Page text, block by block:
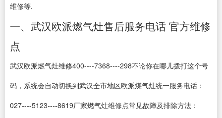
维修等.
一、武汉欧派燃气灶售后服务电话 官方维修
点
武汉欧派燃气灶维修400----7368----298不论你在哪儿拨打这个号
码，系统会自动切换到武汉全市地区欧派煤气灶统一服务电话：
027----5123----8619厂家燃气灶维修点常见故障及排除方法：